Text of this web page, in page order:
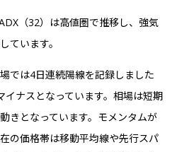
（32）は高値圏で推移し、強気
ています。
では4日連続陽線を記録しました
イナスとなっています。相場は短期
きとなっています。モメンタムが
の価格帯は移動平均線や先行スパ